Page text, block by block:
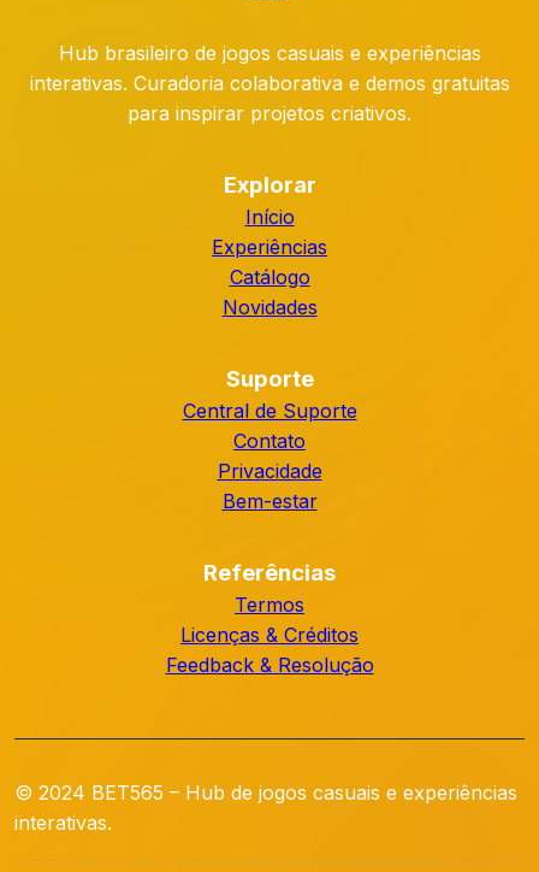
Hub brasileiro de jogos casuais e experiências
interativas. Curadoria colaborativa e demos gratuitas
para inspirar projetos criativos.
Explorar
Início
Experiências
Catálogo
Novidades
Suporte
Central de Suporte
Contato
Privacidade
Bem-estar
Referências
Termos
Licenças & Créditos
Feedback & Resolução
© 2024 BET565 – Hub de jogos casuais e experiências
interativas.